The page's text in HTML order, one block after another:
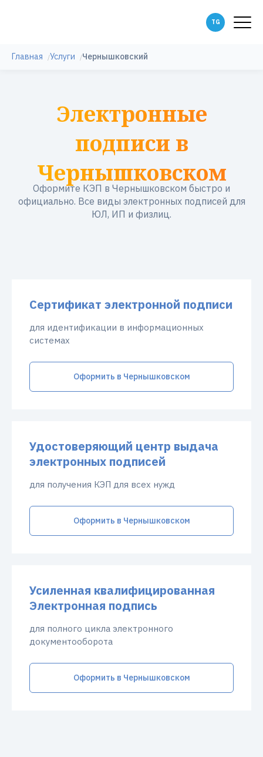
Главная Услуги Чернышковский
Электронные
подписи в
Чернышковском
Оформите КЭП в Чернышковском быстро и
официально. Все виды электронных подписей для
ЮЛ, ИП и физлиц.
Сертификат электронной подписи
для идентификации в информационных
системах
Оформить в Чернышковском
Удостоверяющий центр выдача
электронных подписей
для получения КЭП для всех нужд
Оформить в Чернышковском
Усиленная квалифицированная
Электронная подпись
для полного цикла электронного
документооборота
Оформить в Чернышковском